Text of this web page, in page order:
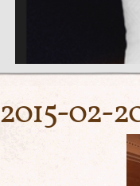
2015-02-